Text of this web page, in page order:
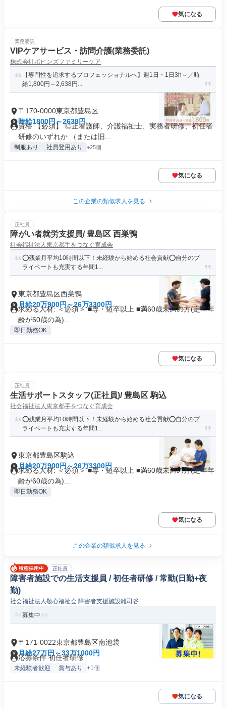
気になる
業務委託
VIPケアサービス・訪問介護(業務委託)
株式会社ポピンズファミリーケア
【専門性を追求するプロフェッショナルへ】週1日・1日3h～／時
給1,800円～2,638円...
〒170-0000東京都豊島区
時給1800円～2638円
資格 【必須】 ◎正看護師、介護福祉士、実務者研修、初任者
研修のいずれか （または旧...
制服あり 社員登用あり +25個
気になる
この企業の類似求人を見る
正社員
障がい者就労支援員/ 豊島区 西巣鴨
社会福祉法人東京都手をつなぐ育成会
⭕️残業月平均10時間以下！未経験から始める社会貢献⭕️自分のプ
ライベートも充実する年間1...
東京都豊島区西巣鴨
月給20万900円～26万3300円
求める人材: ＜必須＞ ■専・短卒以上 ■満60歳未満の方(定年年
齢が60歳の為)...
即日勤務OK
気になる
正社員
生活サポートスタッフ(正社員)/ 豊島区 駒込
社会福祉法人東京都手をつなぐ育成会
⭕️残業月平均10時間以下！未経験から始める社会貢献⭕️自分のプ
ライベートも充実する年間1...
東京都豊島区駒込
月給20万900円～26万3300円
求める人材: ＜必須＞ ■専・短卒以上 ■満60歳未満の方(定年年
齢が60歳の為)...
即日勤務OK
気になる
この企業の類似求人を見る
正社員
障害者施設での生活支援員 / 初任者研修 / 常勤(日勤+夜
勤)
社会福祉法人敬心福祉会 障害者支援施設雑司谷
募集中
〒171-0022東京都豊島区南池袋
月給27万円～33万1000円
応募条件 初任者研修
未経験者歓迎 賞与あり +1個
気になる